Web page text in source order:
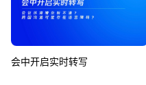
会中开启实时转写